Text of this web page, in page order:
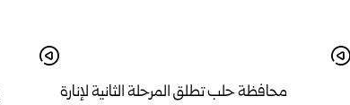
محافظة حلب تطلق المرحلة الثانية لإنارة